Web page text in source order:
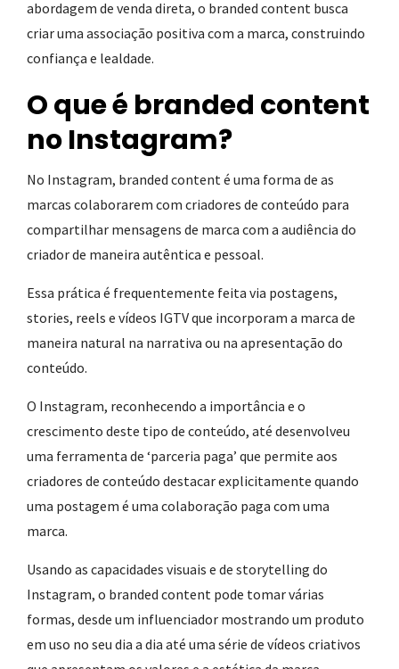
abordagem de venda direta, o branded content busca
criar uma associação positiva com a marca, construindo
confiança e lealdade.
O que é branded content
no Instagram?
No Instagram, branded content é uma forma de as
marcas colaborarem com criadores de conteúdo para
compartilhar mensagens de marca com a audiência do
criador de maneira autêntica e pessoal.
Essa prática é frequentemente feita via postagens,
stories, reels e vídeos IGTV que incorporam a marca de
maneira natural na narrativa ou na apresentação do
conteúdo.
O Instagram, reconhecendo a importância e o
crescimento deste tipo de conteúdo, até desenvolveu
uma ferramenta de ‘parceria paga’ que permite aos
criadores de conteúdo destacar explicitamente quando
uma postagem é uma colaboração paga com uma
marca.
Usando as capacidades visuais e de storytelling do
Instagram, o branded content pode tomar várias
formas, desde um influenciador mostrando um produto
em uso no seu dia a dia até uma série de vídeos criativos